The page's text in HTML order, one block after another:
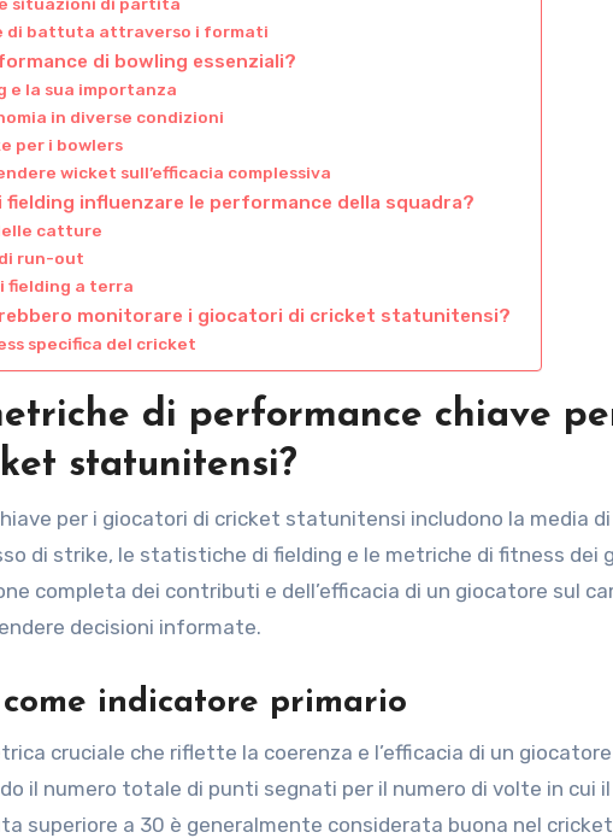
di battuta attraverso i formati
di bowling essenziali?
e la sua importanza
in diverse condizioni
per i bowlers
wicket sull’efficacia complessiva
influenzare le performance della squadra?
catture
run-out
fielding a terra
monitorare i giocatori di cricket statunitensi?
specifica del cricket
di performance chiave
statunitensi?
per i giocatori di cricket statunitensi includono la media
di strike, le statistiche di fielding e le metriche di fitness dei
completa dei contributi e dell’efficacia di un giocatore sul
decisioni informate.
indicatore primario
cruciale che riflette la coerenza e l’efficacia di un
il numero totale di punti segnati per il numero di volte in cui
superiore a 30 è generalmente considerata buona nel